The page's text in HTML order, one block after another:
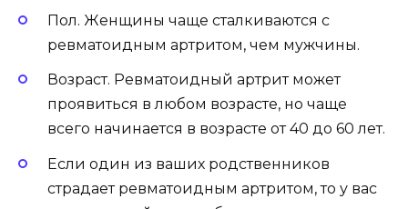
Пол. Женщины чаще сталкиваются с
ревматоидным артритом, чем мужчины.
Возраст. Ревматоидный артрит может
проявиться в любом возрасте, но чаще
всего начинается в возрасте от 40 до 60 лет.
Если один из ваших родственников
страдает ревматоидным артритом, то у вас